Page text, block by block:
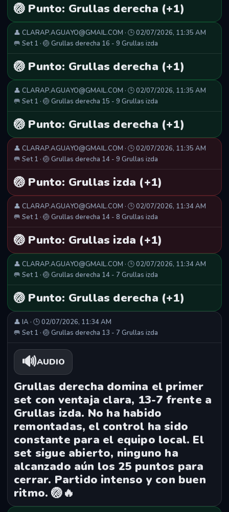
🏐 Punto: Grullas derecha (+1)
👤 CLARAP.AGUAYO@GMAIL.COM · 🕒 02/07/2026, 11:35 AM
🥅 Set 1 · 🏐 Grullas derecha 16 - 9 Grullas izda
🏐 Punto: Grullas derecha (+1)
👤 CLARAP.AGUAYO@GMAIL.COM · 🕒 02/07/2026, 11:35 AM
🥅 Set 1 · 🏐 Grullas derecha 15 - 9 Grullas izda
🏐 Punto: Grullas derecha (+1)
👤 CLARAP.AGUAYO@GMAIL.COM · 🕒 02/07/2026, 11:35 AM
🥅 Set 1 · 🏐 Grullas derecha 14 - 9 Grullas izda
🏐 Punto: Grullas izda (+1)
👤 CLARAP.AGUAYO@GMAIL.COM · 🕒 02/07/2026, 11:34 AM
🥅 Set 1 · 🏐 Grullas derecha 14 - 8 Grullas izda
🏐 Punto: Grullas izda (+1)
👤 CLARAP.AGUAYO@GMAIL.COM · 🕒 02/07/2026, 11:34 AM
🥅 Set 1 · 🏐 Grullas derecha 14 - 7 Grullas izda
🏐 Punto: Grullas derecha (+1)
👤 IA · 🕒 02/07/2026, 11:34 AM
🥅 Set 1 · 🏐 Grullas derecha 13 - 7 Grullas izda
🔊AUDIO
Grullas derecha domina el primer
set con ventaja clara, 13-7 frente a
Grullas izda. No ha habido
remontadas, el control ha sido
constante para el equipo local. El
set sigue abierto, ninguno ha
alcanzado aún los 25 puntos para
cerrar. Partido intenso y con buen
ritmo. 🏐🔥